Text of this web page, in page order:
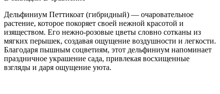
Дельфиниум Петтикоат (гибридный) — очаровательное
растение, которое покоряет своей нежной красотой и
изяществом. Его нежно-розовые цветы словно сотканы из
мягких перышек, создавая ощущение воздушности и легкости.
Благодаря пышным соцветиям, этот дельфиниум напоминает
праздничное украшение сада, привлекая восхищенные
взгляды и даря ощущение уюта.